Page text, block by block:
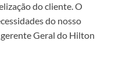
do cliente. O
do nosso
Geral do Hilton